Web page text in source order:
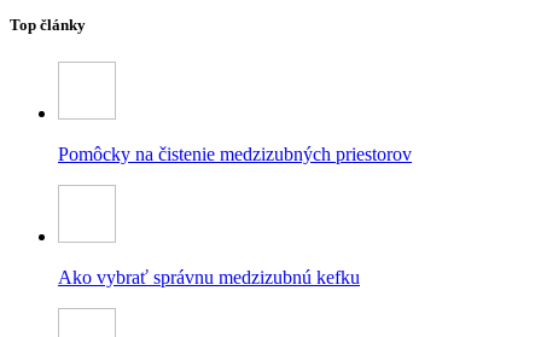
Top články
Pomôcky na čistenie medzizubných priestorov
Ako vybrať správnu medzizubnú kefku